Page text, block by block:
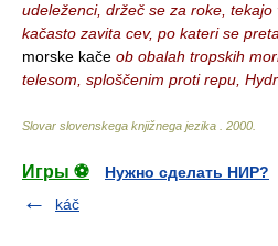
udeleženci, držeč se za roke, tekajo
kačasto zavita cev, po kateri se
morske kače ob obalah tropskih
telesom, sploščenim proti repu,
Slovar slovenskega knjižnega jezika 2000
Игры ⚽
Нужно сделать НИР?
káč